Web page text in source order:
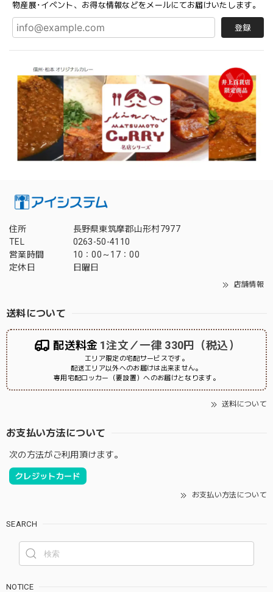
物産展･イベント、お得な情報などをメールにてお届けいたします。
登録
住所
長野県東筑摩郡山形村7977
TEL
0263-50-4110
営業時間
10：00～17：00
定休日
日曜日
店舗情報
送料について
配送料金 1注文／一律 330円（税込）
エリア限定の宅配サービスです。
配送エリア以外へのお届けは出来ません。
専用宅配ロッカー（要設置）へのお届けとなります。
送料について
お支払い方法について
次の方法がご利用頂けます。
クレジットカード
お支払い方法について
SEARCH
NOTICE